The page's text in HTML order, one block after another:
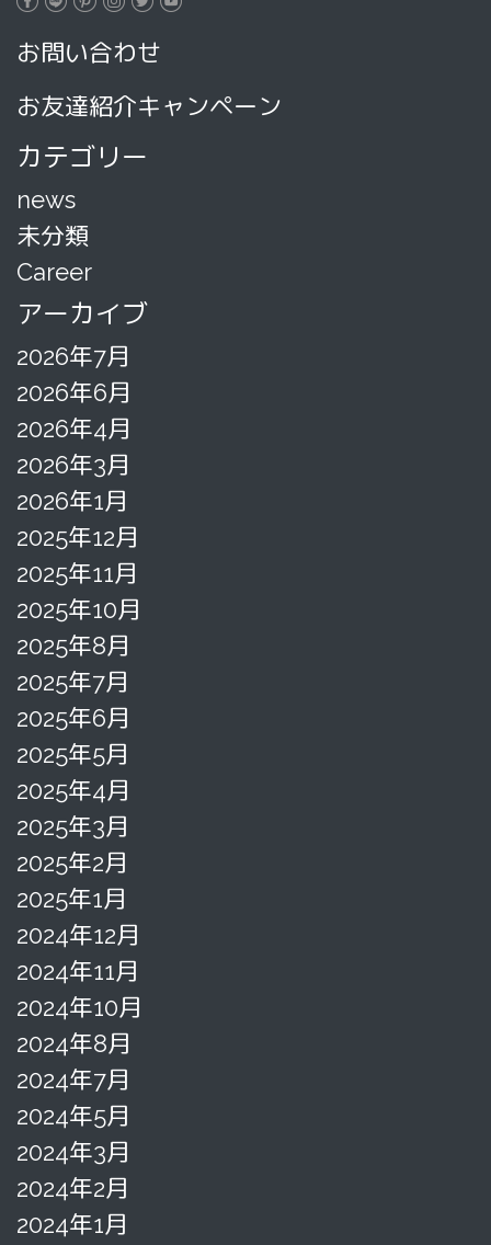
お問い合わせ
お友達紹介キャンペーン
カテゴリー
news
未分類
Career
アーカイブ
2026年7月
2026年6月
2026年4月
2026年3月
2026年1月
2025年12月
2025年11月
2025年10月
2025年8月
2025年7月
2025年6月
2025年5月
2025年4月
2025年3月
2025年2月
2025年1月
2024年12月
2024年11月
2024年10月
2024年8月
2024年7月
2024年5月
2024年3月
2024年2月
2024年1月